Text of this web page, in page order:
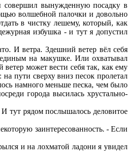
вынужденную посадку в
волшебной палочки и довольно
в чистку лешему, который, как
избушка - и тут я допустил
И ветра. Здешний ветер вёл себя
на макушке. Или охватывал
может вести себя так, как ему
пути сверху вниз песок пролетал
намного меньше песка, чем было
города высилась хрустально-
тут рядом послышалось деловитое
заинтересованность. - Если
и на лохматой ладони я увидел